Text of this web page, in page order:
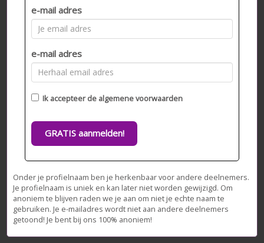
e-mail adres
e-mail adres
Ik accepteer de algemene voorwaarden
GRATIS aanmelden!
Onder je profielnaam ben je herkenbaar voor andere deelnemers.
Je profielnaam is uniek en kan later niet worden gewijzigd. Om
anoniem te blijven raden we je aan om niet je echte naam te
gebruiken. Je e-mailadres wordt niet aan andere deelnemers
getoond! Je bent bij ons 100% anoniem!